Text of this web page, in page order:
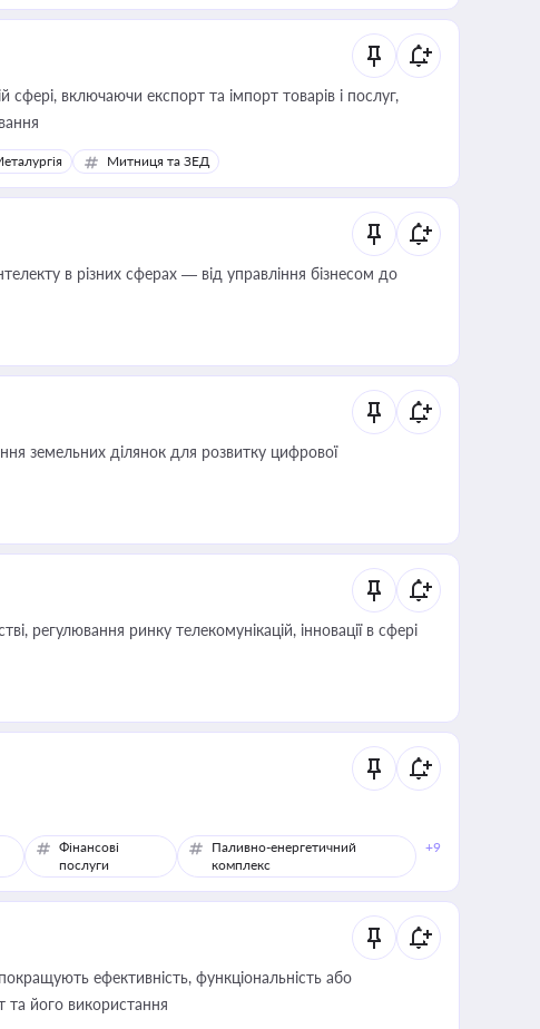
включаючи експорт та імпорт товарів і послуг,
Митниця та ЗЕД
в різних сферах — від управління бізнесом до
земельних ділянок для розвитку цифрової
регулювання ринку телекомунікацій, інновації в сфері
Фінансові
послуги
Паливно-енергетичний
комплекс
+9
ефективність, функціональність або
та його використання